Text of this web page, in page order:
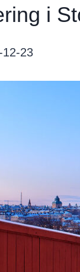
i
12-23